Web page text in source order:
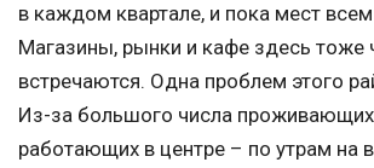
в каждом квартале, и пока мест всем
Магазины, рынки и кафе здесь тоже
встречаются. Одна проблем этого
Из-за большого числа
работающих в центре – по утрам на